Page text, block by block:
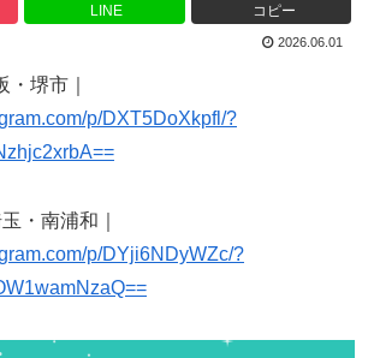
LINE コピー
2026.06.01
堺市｜
p/DXT5DoXkpfl/?
・南浦和｜
p/DYji6NDyWZc/?